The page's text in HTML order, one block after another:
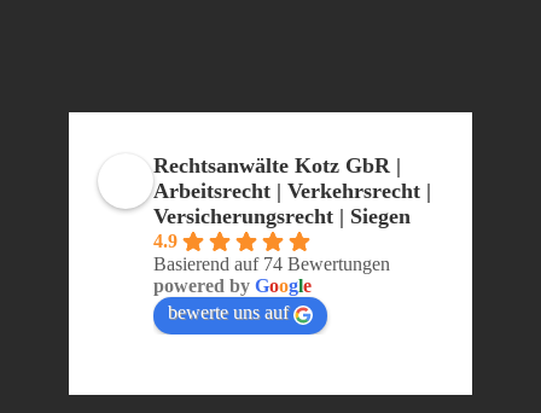
Rechtsanwälte Kotz GbR |
Arbeitsrecht | Verkehrsrecht |
Versicherungsrecht | Siegen
4.9
Basierend auf 74 Bewertungen
powered by Google
bewerte uns auf